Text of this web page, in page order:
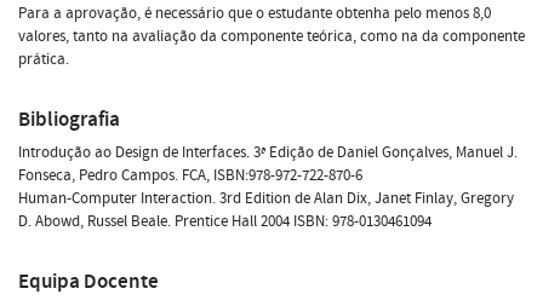
Para a aprovação, é necessário que o estudante obtenha pelo menos 8,0
valores, tanto na avaliação da componente teórica, como na da componente
prática.
Bibliografia
Introdução ao Design de Interfaces. 3ª Edição de Daniel Gonçalves, Manuel J.
Fonseca, Pedro Campos. FCA, ISBN:978-972-722-870-6
Human-Computer Interaction. 3rd Edition de Alan Dix, Janet Finlay, Gregory
D. Abowd, Russel Beale. Prentice Hall 2004 ISBN: 978-0130461094
Equipa Docente